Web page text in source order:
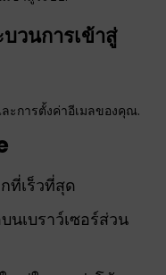
วนการเข้าสู่
ะการตั้งค่าอีเมลของคุณ.
ที่เร็วที่สุด
นเบราว์เซอร์ส่วน